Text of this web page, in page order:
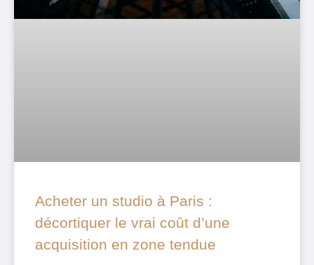
Acheter un studio à Paris :
décortiquer le vrai coût d’une
acquisition en zone tendue